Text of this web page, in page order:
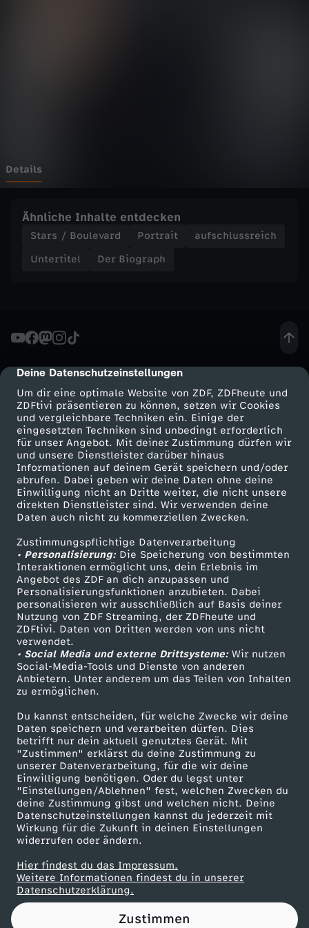
cmp-dialog-description
Deine Datenschutzeinstellungen
Um dir eine optimale Website von ZDF, ZDFheute und
ZDFtivi präsentieren zu können, setzen wir Cookies
und vergleichbare Techniken ein. Einige der
eingesetzten Techniken sind unbedingt erforderlich
für unser Angebot. Mit deiner Zustimmung dürfen wir
und unsere Dienstleister darüber hinaus
Informationen auf deinem Gerät speichern und/oder
abrufen. Dabei geben wir deine Daten ohne deine
Einwilligung nicht an Dritte weiter, die nicht unsere
direkten Dienstleister sind. Wir verwenden deine
Daten auch nicht zu kommerziellen Zwecken.
Zustimmungspflichtige Datenverarbeitung
• Personalisierung:Die Speicherung von bestimmten
Interaktionen ermöglicht uns, dein Erlebnis im
Angebot des ZDF an dich anzupassen und
Personalisierungsfunktionen anzubieten. Dabei
personalisieren wir ausschließlich auf Basis deiner
Nutzung von ZDF Streaming, der ZDFheute und
ZDFtivi. Daten von Dritten werden von uns nicht
verwendet.
• Social Media und externe Drittsysteme:Wir nutzen
Social-Media-Tools und Dienste von anderen
Anbietern. Unter anderem um das Teilen von Inhalten
zu ermöglichen.
Du kannst entscheiden, für welche Zwecke wir deine
Daten speichern und verarbeiten dürfen. Dies
betrifft nur dein aktuell genutztes Gerät. Mit
"Zustimmen" erklärst du deine Zustimmung zu
unserer Datenverarbeitung, für die wir deine
Einwilligung benötigen. Oder du legst unter
"Einstellungen/Ablehnen" fest, welchen Zwecken du
deine Zustimmung gibst und welchen nicht. Deine
Datenschutzeinstellungen kannst du jederzeit mit
Wirkung für die Zukunft in deinen Einstellungen
widerrufen oder ändern.
Hier findest du das Impressum.
Weitere Informationen findest du in unserer
Datenschutzerklärung.
Zustimmen
B
v
R
I
N
b
e
r
ü
h
m
t
w
u
r
d
e
…
-
K
Details
Ähnliche Inhalte entdecken
Stars / Boulevard Portrait
aufschlussreich
Untertitel
Der Biograph
Mehr ZDF
ZDF-Apps
Smart TV
ZDFtext
Livestreams
Sendungen A-Z
TV-Programm
Service
ZDFmitreden
Kontakt zum ZDF
Tickets
Zuschauerservice
Hilfe
ZDF Unternehmen
Karriere
ZDF goes Schule
Werbefernsehen
Mainzelmännchen
Partner